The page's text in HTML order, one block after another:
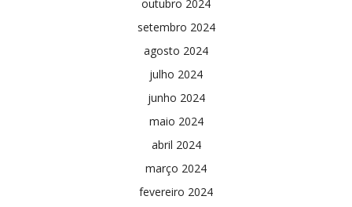
outubro 2024
setembro 2024
agosto 2024
julho 2024
junho 2024
maio 2024
abril 2024
março 2024
fevereiro 2024